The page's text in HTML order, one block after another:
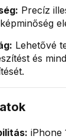
Precíz
Lehetővé
és
iPhone